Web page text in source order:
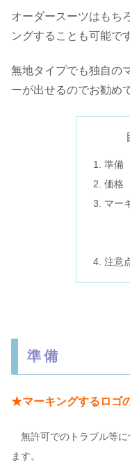
オーダースーツはもち
ングすることも可能で
無地タイプでも独自の
ーが出せるのでお勧め
準備
価格
マー
注意
準備
★マーキングするロゴ
無許可でのトラブル等に
ます。